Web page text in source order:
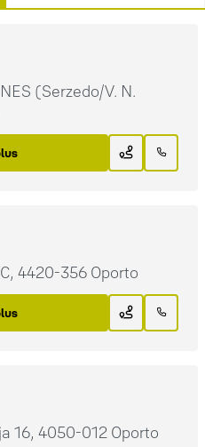
(Serzedo/V. N.
4420-356 Oporto
16, 4050-012 Oporto